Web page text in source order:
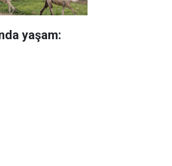
yaşam: